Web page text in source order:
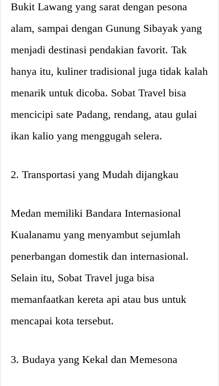
Bukit Lawang yang sarat dengan pesona
alam, sampai dengan Gunung Sibayak yang
menjadi destinasi pendakian favorit. Tak
hanya itu, kuliner tradisional juga tidak kalah
menarik untuk dicoba. Sobat Travel bisa
mencicipi sate Padang, rendang, atau gulai
ikan kalio yang menggugah selera.
2. Transportasi yang Mudah dijangkau
Medan memiliki Bandara Internasional
Kualanamu yang menyambut sejumlah
penerbangan domestik dan internasional.
Selain itu, Sobat Travel juga bisa
memanfaatkan kereta api atau bus untuk
mencapai kota tersebut.
3. Budaya yang Kekal dan Memesona